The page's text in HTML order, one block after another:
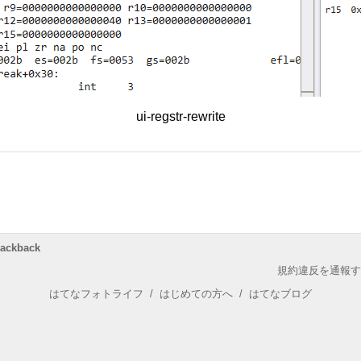
ui-regstr-rewrite
規約違反を通報
はてなフォトライフ / はじめての方へ / はてなブログ